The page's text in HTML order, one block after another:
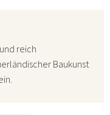
reich
Baukunst